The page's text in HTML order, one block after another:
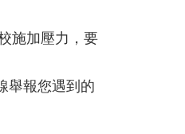
施加壓力，要
舉報您遇到的